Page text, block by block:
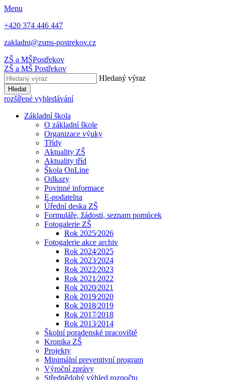
Menu
+420 374 446 447
zakladni@zsms-postrekov.cz
ZŠ a MŠPostřekov
ZŠ a MŠ Postřekov
Hledaný výraz
Hledat
rozšířené vyhledávání
Základní škola
O základní škole
Organizace výuky
Třídy
Aktuality ZŠ
Aktuality tříd
Škola OnLine
Odkazy
Povinné informace
E-podatelna
Úřední deska ZŠ
Formuláře, žádosti, seznam pomůcek
Fotogalerie ZŠ
Rok 2025⁄2026
Fotogalerie akce archiv
Rok 2024⁄2025
Rok 2023⁄2024
Rok 2022⁄2023
Rok 2021⁄2022
Rok 2020⁄2021
Rok 2019⁄2020
Rok 2018⁄2019
Rok 2017⁄2018
Rok 2013⁄2014
Školní poradenské pracoviště
Kronika ZŠ
Projekty
Minimální preventivní program
Výroční zprávy
Střednědobý výhled rozpočtu